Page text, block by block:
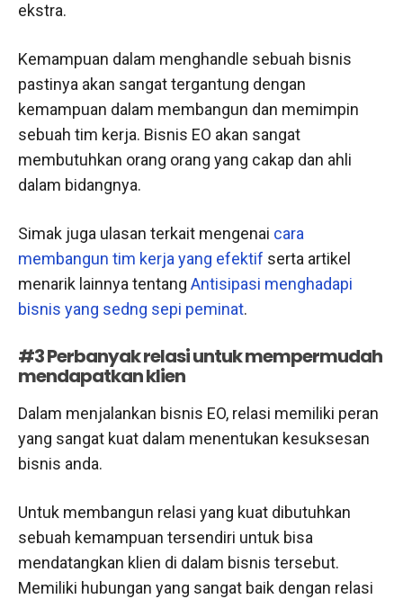
ekstra.
Kemampuan dalam menghandle sebuah bisnis
pastinya akan sangat tergantung dengan
kemampuan dalam membangun dan memimpin
sebuah tim kerja. Bisnis EO akan sangat
membutuhkan orang orang yang cakap dan ahli
dalam bidangnya.
Simak juga ulasan terkait mengenai cara
membangun tim kerja yang efektif serta artikel
menarik lainnya tentang Antisipasi menghadapi
bisnis yang sedng sepi peminat.
#3 Perbanyak relasi untuk mempermudah
mendapatkan klien
Dalam menjalankan bisnis EO, relasi memiliki peran
yang sangat kuat dalam menentukan kesuksesan
bisnis anda.
Untuk membangun relasi yang kuat dibutuhkan
sebuah kemampuan tersendiri untuk bisa
mendatangkan klien di dalam bisnis tersebut.
Memiliki hubungan yang sangat baik dengan relasi